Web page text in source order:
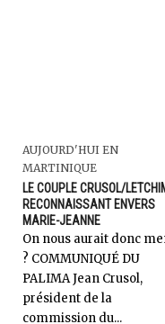
AUJOURD'HUI EN
MARTINIQUE
LE COUPLE CRUSOL/
RECONNAISSANT ENVERS
MARIE-JEANNE
On nous aurait donc
? COMMUNIQUÉ DU
PALIMA Jean Crusol,
président de la
commission du...